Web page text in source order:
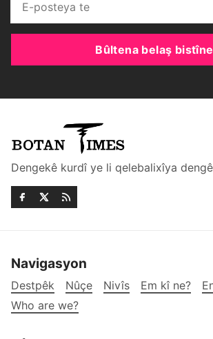
Bûltena belaş bistîne
Dengekê kurdî ye li qelebalixîya
Navigasyon
Destpêk Nûçe Nivîs Em kî ne?
Who are we?